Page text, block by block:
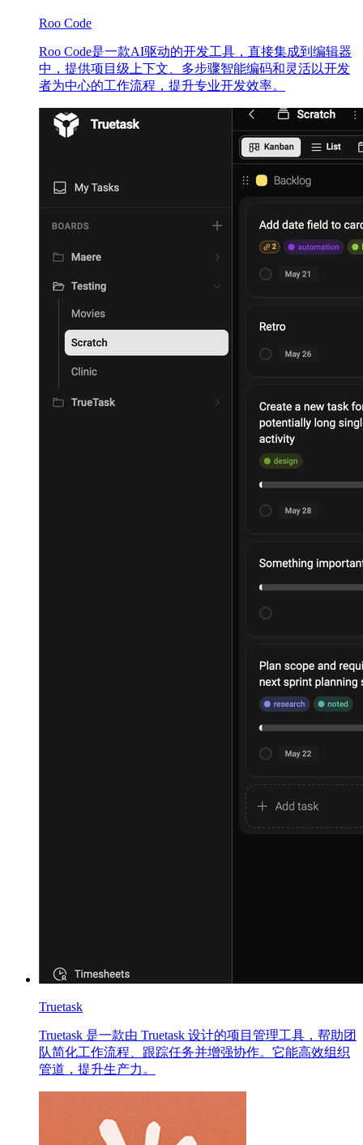
Roo Code
Roo Code是一款AI驱动的开发工具，直接集成到编辑器
中，提供项目级上下文、多步骤智能编码和灵活以开发
者为中心的工作流程，提升专业开发效率。
Truetask
Truetask 是一款由 Truetask 设计的项目管理工具，帮助团
队简化工作流程、跟踪任务并增强协作。它能高效组织
管道，提升生产力。